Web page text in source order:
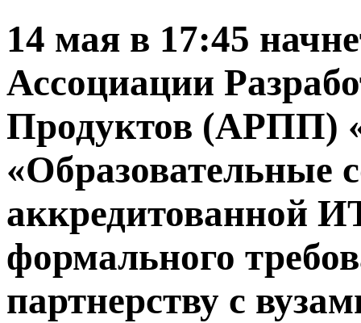
14 мая в 17:45
Ассоциации
Продуктов (АРПП)
«Образовательные
аккредитованной
формального
партнерству с